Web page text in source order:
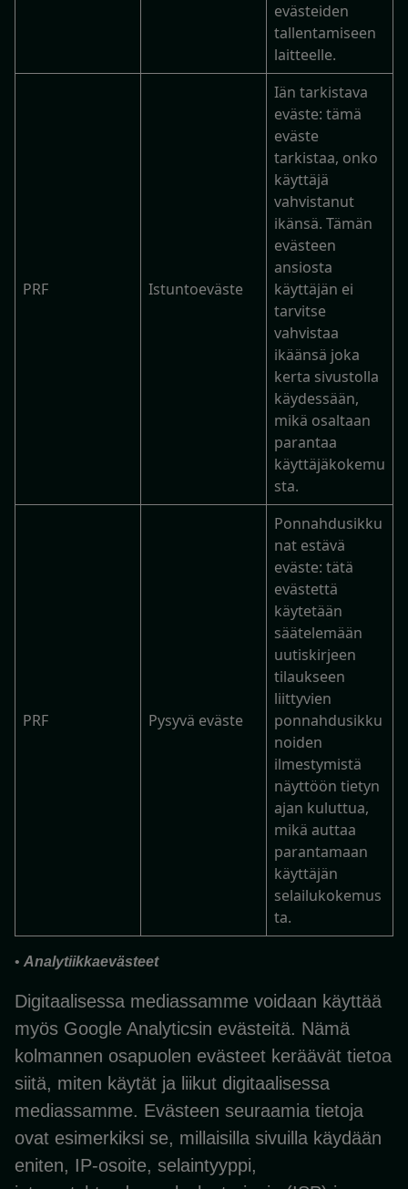
evästeiden
tallentamiseen
laitteelle.
PRF Istuntoeväste
Iän tarkistava
eväste: tämä
eväste
tarkistaa, onko
käyttäjä
vahvistanut
ikänsä. Tämän
evästeen
ansiosta
käyttäjän ei
tarvitse
vahvistaa
ikäänsä joka
kerta sivustolla
käydessään,
mikä osaltaan
parantaa
käyttäjäkokemu
sta.
PRF Pysyvä eväste
Ponnahdusikku
nat estävä
eväste: tätä
evästettä
käytetään
säätelemään
uutiskirjeen
tilaukseen
liittyvien
ponnahdusikku
noiden
ilmestymistä
näyttöön tietyn
ajan kuluttua,
mikä auttaa
parantamaan
käyttäjän
selailukokemus
ta.
• Analytiikkaevästeet
Digitaalisessa mediassamme voidaan käyttää
myös Google Analyticsin evästeitä. Nämä
kolmannen osapuolen evästeet keräävät tietoa
siitä, miten käytät ja liikut digitaalisessa
mediassamme. Evästeen seuraamia tietoja
ovat esimerkiksi se, millaisilla sivuilla käydään
eniten, IP-osoite, selaintyyppi,